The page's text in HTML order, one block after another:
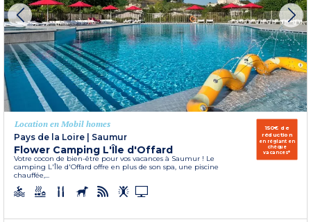
Location en Mobil homes
Pays de la Loire
Saumur
Flower Camping L'Île d'Offard
Votre cocon de bien-être pour vos vacances à Saumur ! Le
camping L'Île d'Offard offre en plus de son spa, une piscine
chauffée,...
150€ de
réduction
en réglant en
chèque
vacances*